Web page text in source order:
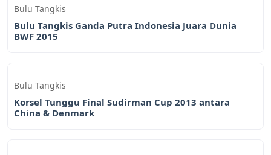
Bulu Tangkis
Bulu Tangkis Ganda Putra Indonesia Juara Dunia
BWF 2015
Bulu Tangkis
Korsel Tunggu Final Sudirman Cup 2013 antara
China & Denmark